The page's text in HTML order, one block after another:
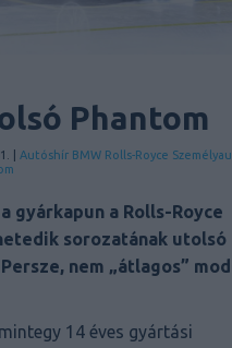
Phantom
| Autóshír BMW Rolls-Royce
gyárkapun a Rolls-Royce
sorozatának utolsó
nem „átlagos”
14 éves gyártási